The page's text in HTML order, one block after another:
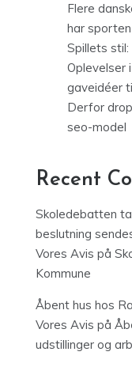
Flere
har
Spillets
Oplevelser
gaveidéer
Derfor
seo-model
Recent
Skoledebatten
beslutning
Vores Avis på
Kommune
Åbent hus hos
Vores Avis på
udstillinger og